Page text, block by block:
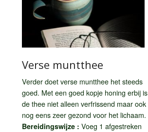
Verse muntthee
Verder doet verse muntthee het steeds
goed. Met een goed kopje honing erbij is
de thee niet alleen verfrissend maar ook
nog eens zeer gezond voor het lichaam.
Bereidingswijze : Voeg 1 afgestreken